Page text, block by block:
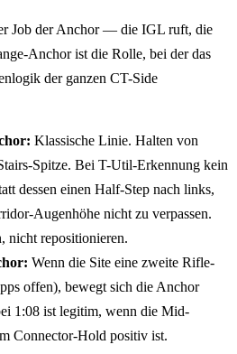
Job der Anchor — die IGL ruft, die
Anchor ist die Rolle, bei der das
der ganzen CT-Side
Klassische Linie. Halten von
Spitze. Bei T-Util-Erkennung kein
dessen einen Half-Step nach links,
Augenhöhe nicht zu verpassen.
nicht repositionieren.
Wenn die Site eine zweite Rifle-
offen), bewegt sich die Anchor
1:08 ist legitim, wenn die Mid-
Connector-Hold positiv ist.